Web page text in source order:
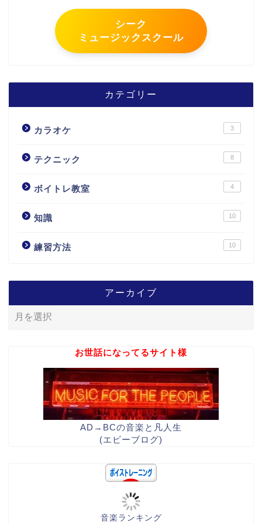
シーク
ミュージックスクール
カテゴリー
カラオケ 3
テクニック 8
ボイトレ教室 4
知識 10
練習方法 10
アーカイブ
お世話になってるサイト様
AD→BCの音楽と凡人生
(エビーブログ)
音楽ランキング